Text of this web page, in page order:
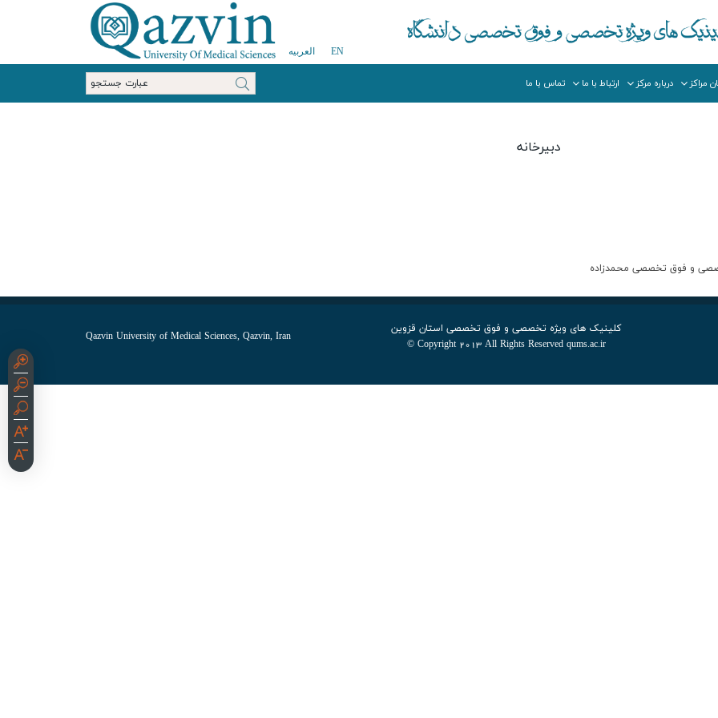
EN العربیه
مراکز درباره مرکز ارتباط با ما تماس با ما
دبیرخانه
کلینیک های ویژه تخصصی و فوق تخصصی استان قزوین
Copyright 2013 All Rights Reserved qums.ac.ir ©
Qazvin University of Medical Sciences, Qazvin, Iran